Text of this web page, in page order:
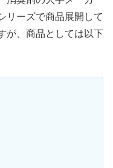
リーズで商品展開して
が、商品としては以下